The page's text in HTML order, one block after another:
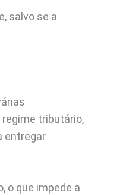
salvo se a
tributário,
entregar
o que impede a